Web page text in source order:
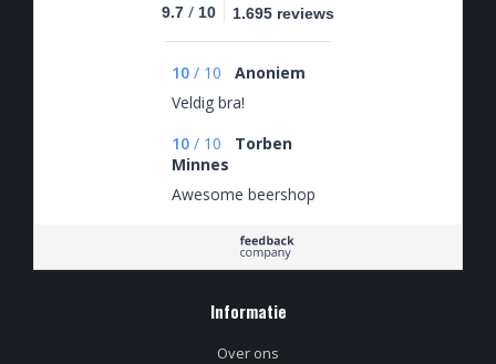
9.7 / 10 1.695 reviews
10 / 10
Anoniem
Veldig bra!
10 / 10
Torben
Minnes
Awesome beershop
Informatie
Over ons